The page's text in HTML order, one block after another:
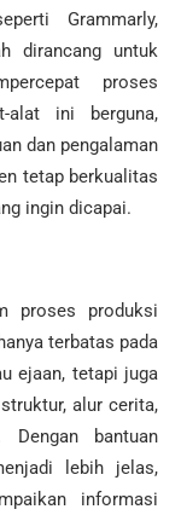
Grammarly,
dirancang untuk
proses
alat ini berguna,
dan pengalaman
tetap berkualitas
ingin dicapai.
proses produksi
terbatas pada
ejaan, tetapi juga
alur cerita,
bantuan
lebih jelas,
informasi